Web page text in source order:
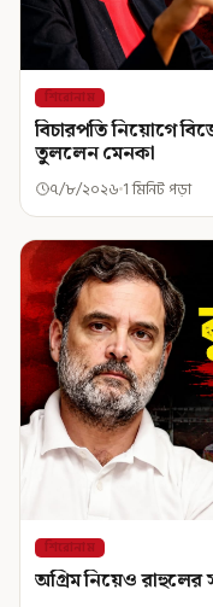
শিরোনাম
বিচারপতি নিয়োগে
তুললেন মেনকা
৭/৮/২০২৬ 1 মিনিট পড়া
শিরোনাম
অগ্রিম নিয়েও রাহুলের